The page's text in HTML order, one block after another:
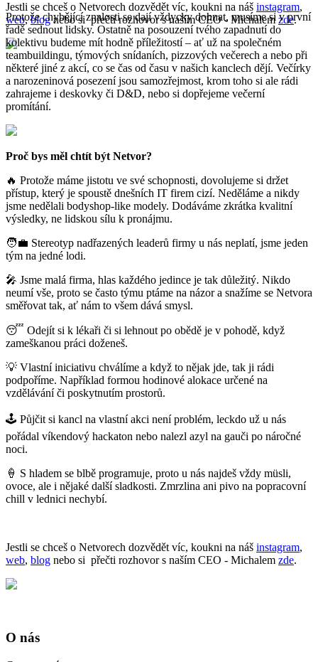
Jestli se chceš o Netvorech dozvědět víc, koukni na náš instagram,
web,blognebo si přečti rozhovor s naším CEO - Michalemzde.
Protože chybějící znalosti se dají vždycky dohnat, musíme si v první
řadě sednout lidsky. Ostatně na posouzení tvého zapadnutí do
kolektivu budeme mít hodně příležitostí – ať už na společném
teambuildingu, týmových snídaních, pizzových večerech a nebo při
některé jiné z akcí, co se čas od času v našich kanclech dějí. Večírky
a narozeninová posezení jsou samozřejmost, krom toho si ale rádi
zahrajeme i deskovky či D&D, nebo si dopřejeme večerní
promítání.
Proč bys měl chtít být Netvor?
🔥 Protože máme jistotu ve své schopnosti, dovolujeme si držet
přístup, který je spoustě dnešních IT firem cizí. Neděláme a nikdy
jsme nedělali bodyshop-like modely. Dodáváme zkrátka kvalitní
výsledky, ne lidskou sílu k pronájmu.
🧑‍💼 Stereotyp nadřazených leaderů firmy u nás neplatí, jsme jeden
tým na jedné lodi.
🎤 Jsme malá firma, hlas každého jedince je tak důležitý. Nikdo
neumí vše, proto se často týmu ptáme na názor a snažíme se Netvora
směřovat tak, ať nám to všem dává smysl.
😴 Odejít si k lékaři či si lehnout po obědě je v pohodě, když
zameškanou práci doženeš.
💡 Vlastní iniciativu chválíme a když to nějak jde, tak ji rádi
podpoříme. Například formou hodinové alokace určené na
vzdělávání či poskytnutím prostorů.
🕹️ Půjčit si kancl na vlastní akci není problém, leckdo už u nás
pořádal víkendový hackaton nebo nalezl azyl na gauči po náročné
noci.
🍦 S hladem se blbě programuje, proto u nás najdeš vždy müsli,
ovoce, ale i nějaké další sladkosti. Zmrzlina ani pivo na popracovní
chill v lednici nechybí.
Jestli se chceš o Netvorech dozvědět víc, koukni na náš instagram,
web, blog nebo si přečti rozhovor s naším CEO - Michalem zde.
O nás